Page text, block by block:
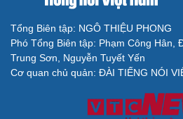
Bê bối thi THPT ở Tuyên
sinh thi thật, học thật bị ảnh
Bộ Công an đề xuất phạt tù 1-5
thực hiện hành vi "Hiếp dâm"
Vụ án điểm 10 môn Toán: Nữ
được xem xét giảm nhẹ?